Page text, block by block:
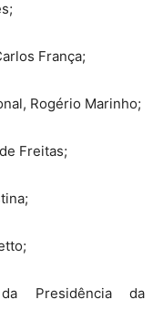
França;
Rogério Marinho;
Freitas;
Presidência da